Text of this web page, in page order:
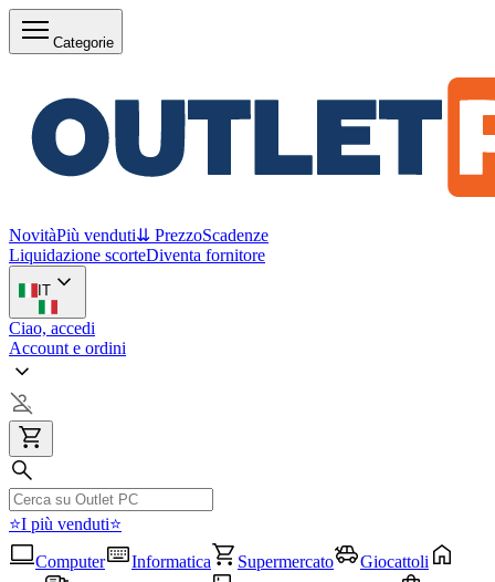
Categorie
NovitàPiù venduti⇊ PrezzoScadenze
Liquidazione scorteDiventa fornitore
IT
Ciao, accedi
Account e ordini
⭐I più venduti⭐
Computer
Informatica Supermercato
Giocattoli